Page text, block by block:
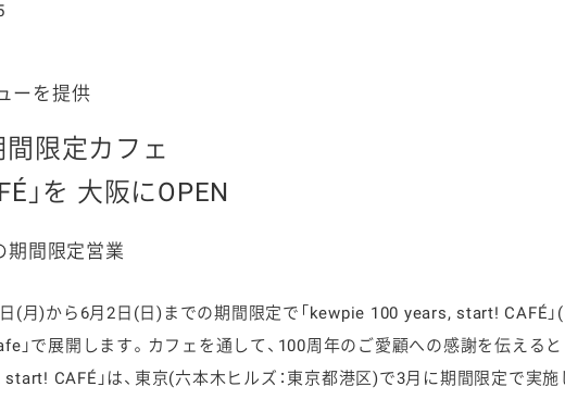
加盟団体
ティ活動
業務用商品
ル
ーを提供
限定カフェ
」を 大阪にOPEN
間限定営業
(月)から6月2日(日)までの期間限定で「kewpie 100 years, start! CAFÉ」
」で展開します。カフェを通して、100周年のご愛顧への感謝を伝える
CAFÉ」は、東京(六本木ヒルズ：東京都港区)で3月に期間限定で実施